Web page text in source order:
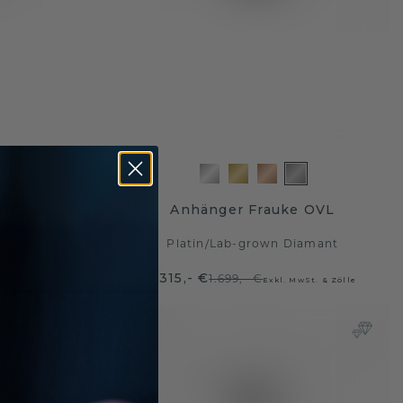
Anhänger Frauke OVL
Platin /Lab-grown Diamant
1.315,- €1.699,- €Exkl. MwSt. & Zölle